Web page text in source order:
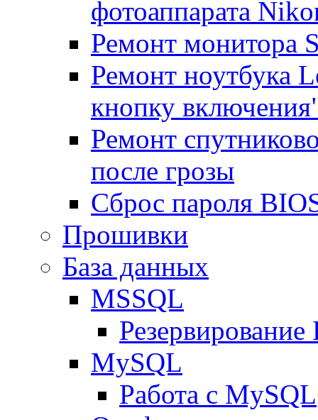
фотоаппарата
Ремонт монитора
Ремонт ноутбука
кнопку
Ремонт
после грозы
Сброс пароля
Прошивки
База данных
MSSQL
MySQL
Работа с MySQL